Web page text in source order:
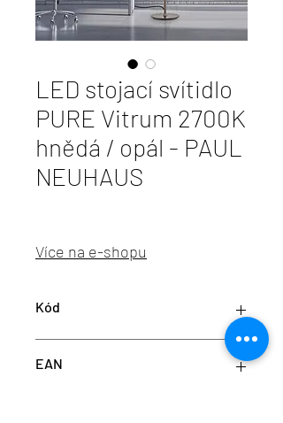
LED stojací svítidlo
PURE Vitrum 2700K
hnědá / opál - PAUL
NEUHAUS
Více na e-shopu
Kód
EAN